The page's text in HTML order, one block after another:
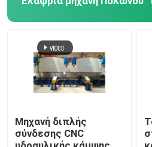
Μηχανή διπλής
σύνδεσης CNC